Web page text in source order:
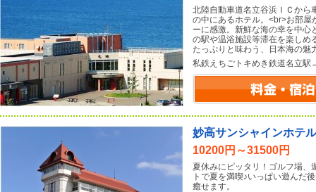
北陸自動車道名立谷浜ＩＣから
の中にあるホテル。<br>お部屋
ーに感激。新鮮な海の幸を中心
の駅や温浴施設等滞在を楽しめ
たっぷりと味わう、日本海の魅
私鉄えちごトキめき鉄道名立
妙高サンシャインホテル
10200円～31500円
夏休みにピッタリ！ゴルフ場、
トで夏を満喫♪いっぱい遊んだ
癒せます。